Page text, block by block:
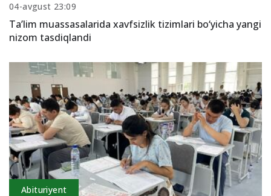
04-avgust 23:09
Ta’lim muassasalarida xavfsizlik tizimlari bo‘yicha yangi
nizom tasdiqlandi
Abituriyent